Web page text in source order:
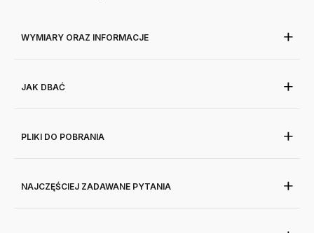
WYMIARY ORAZ INFORMACJE
JAK DBAĆ
PLIKI DO POBRANIA
NAJCZĘŚCIEJ ZADAWANE PYTANIA